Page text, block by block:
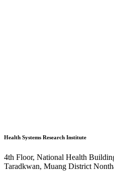
Health Systems Research Institute
4th Floor, National Health
Taradkwan, Muang District